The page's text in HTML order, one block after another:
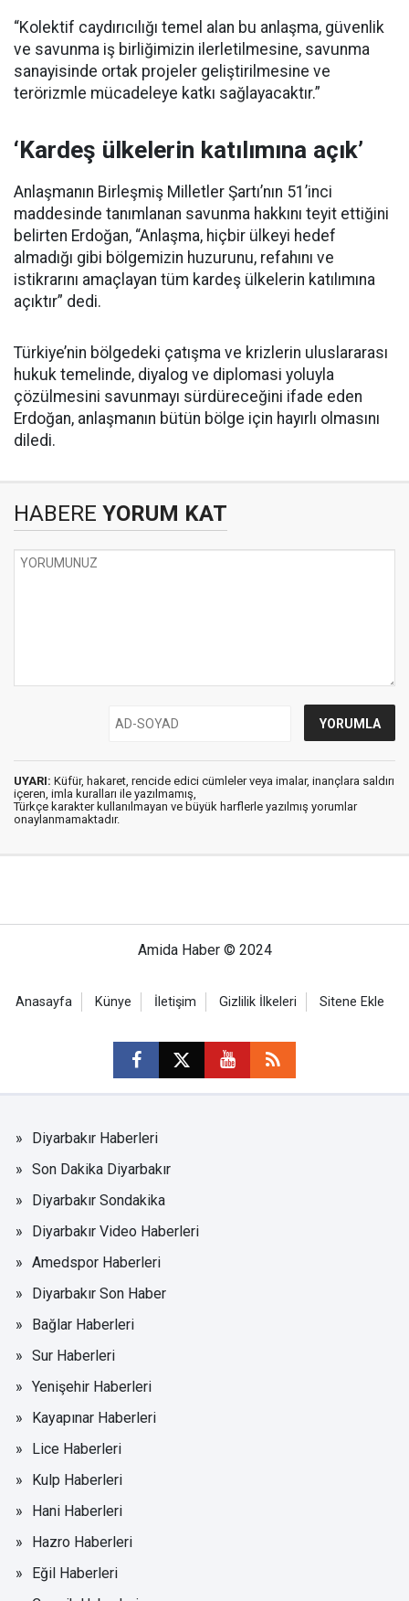
“Kolektif caydırıcılığı temel alan bu anlaşma, güvenlik
ve savunma iş birliğimizin ilerletilmesine, savunma
sanayisinde ortak projeler geliştirilmesine ve
terörizmle mücadeleye katkı sağlayacaktır.”
‘Kardeş ülkelerin katılımına açık’
Anlaşmanın Birleşmiş Milletler Şartı’nın 51’inci
maddesinde tanımlanan savunma hakkını teyit ettiğini
belirten Erdoğan, “Anlaşma, hiçbir ülkeyi hedef
almadığı gibi bölgemizin huzurunu, refahını ve
istikrarını amaçlayan tüm kardeş ülkelerin katılımına
açıktır” dedi.
Türkiye’nin bölgedeki çatışma ve krizlerin uluslararası
hukuk temelinde, diyalog ve diplomasi yoluyla
çözülmesini savunmayı sürdüreceğini ifade eden
Erdoğan, anlaşmanın bütün bölge için hayırlı olmasını
diledi.
HABERE YORUM KAT
UYARI: Küfür, hakaret, rencide edici cümleler veya imalar, inançlara saldırı
içeren, imla kuralları ile yazılmamış,
Türkçe karakter kullanılmayan ve büyük harflerle yazılmış yorumlar
onaylanmamaktadır.
Amida Haber © 2024
Anasayfa Künye İletişim Gizlilik İlkeleri Sitene Ekle
Diyarbakır Haberleri
Son Dakika Diyarbakır
Diyarbakır Sondakika
Diyarbakır Video Haberleri
Amedspor Haberleri
Diyarbakır Son Haber
Bağlar Haberleri
Sur Haberleri
Yenişehir Haberleri
Kayapınar Haberleri
Lice Haberleri
Kulp Haberleri
Hani Haberleri
Hazro Haberleri
Eğil Haberleri